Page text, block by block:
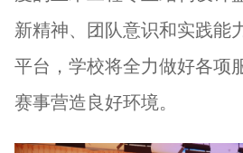
新精神、团队意识和实践能
平台，学校将全力做好各项
赛事营造良好环境。